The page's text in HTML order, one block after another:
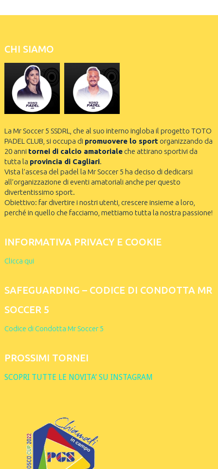
CHI SIAMO
La Mr Soccer 5 SSDRL, che al suo interno ingloba il progetto TOTO
PADEL CLUB, si occupa di promuovere lo sportorganizzando da
20 anni tornei di calcio amatorialeche attirano sportivi da
tutta la provincia di Cagliari.
Vista l’ascesa del padel la Mr Soccer 5 ha deciso di dedicarsi
all’organizzazione di eventi amatoriali anche per questo
divertentissimo sport.
Obiettivo: far divertire i nostri utenti, crescere insieme a loro,
perché in quello che facciamo, mettiamo tutta la nostra passione!
INFORMATIVA PRIVACY E COOKIE
Clicca qui
SAFEGUARDING – CODICE DI CONDOTTA MR
SOCCER 5
Codice di Condotta Mr Soccer 5
PROSSIMI TORNEI
SCOPRI TUTTE LE NOVITA’ SU INSTAGRAM